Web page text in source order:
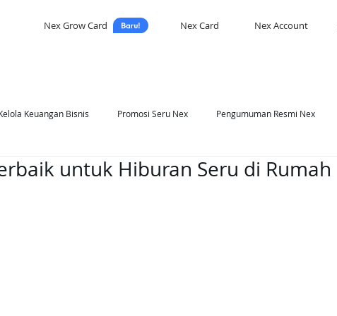
Nex Grow Card Nex Card Nex Account
Keuangan Bisnis Promosi Seru Nex Pengumuman Resmi Nex
Nex Self Development
untuk Hiburan Seru di Rumah